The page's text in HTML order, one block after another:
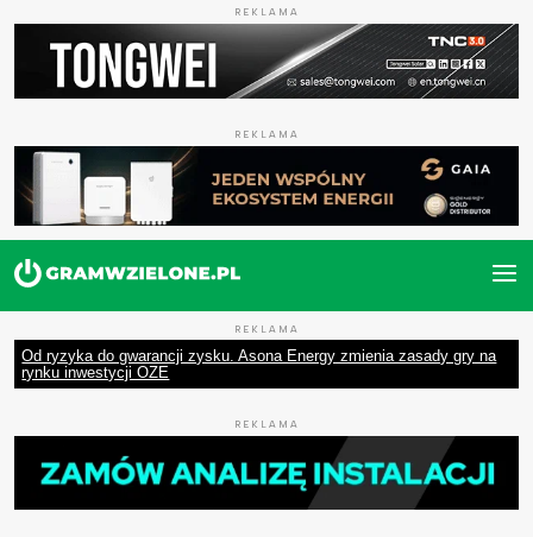
REKLAMA
REKLAMA
REKLAMA
Od ryzyka do gwarancji zysku. Asona Energy zmienia zasady gry na
rynku inwestycji OZE
REKLAMA